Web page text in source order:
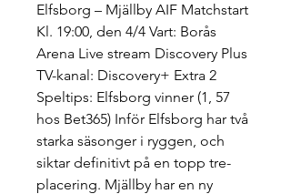
Elfsborg – Mjällby AIF Matchstart
Kl. 19:00, den 4/4 Vart: Borås
Arena Live stream Discovery Plus
TV-kanal: Discovery+ Extra 2
Speltips: Elfsborg vinner (1, 57
hos Bet365) Inför Elfsborg har två
starka säsonger i ryggen, och
siktar definitivt på en topp tre-
placering. Mjällby har en ny